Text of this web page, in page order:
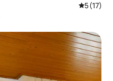
คะแนนเฉลี่
5 (17)